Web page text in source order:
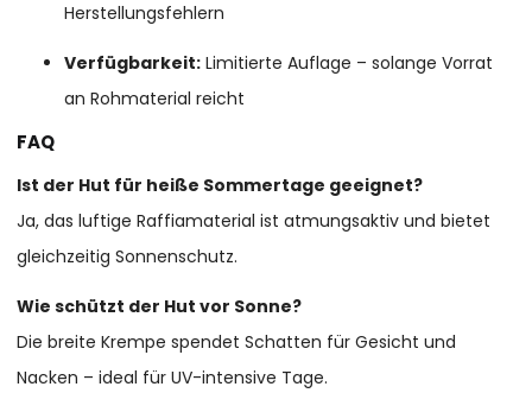
Herstellungsfehlern
Verfügbarkeit: Limitierte Auflage – solange Vorrat
an Rohmaterial reicht
FAQ
Ist der Hut für heiße Sommertage geeignet?
Ja, das luftige Raffiamaterial ist atmungsaktiv und bietet
gleichzeitig Sonnenschutz.
Wie schützt der Hut vor Sonne?
Die breite Krempe spendet Schatten für Gesicht und
Nacken – ideal für UV-intensive Tage.